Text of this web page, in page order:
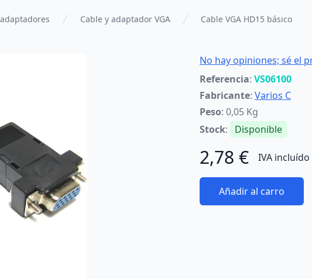
Cable y adaptador VGA Cable VGA HD15 básico
No hay opiniones; sé el
Referencia: VS06100
Fabricante: Varios C
Peso: 0,05 Kg
Stock: Disponible
2,78 € IVA incluído
Añadir al carro